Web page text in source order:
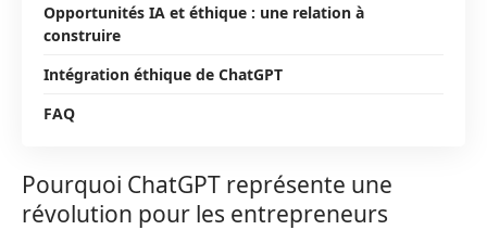
Opportunités IA et éthique : une relation à
construire
Intégration éthique de ChatGPT
FAQ
Pourquoi ChatGPT représente une
révolution pour les entrepreneurs